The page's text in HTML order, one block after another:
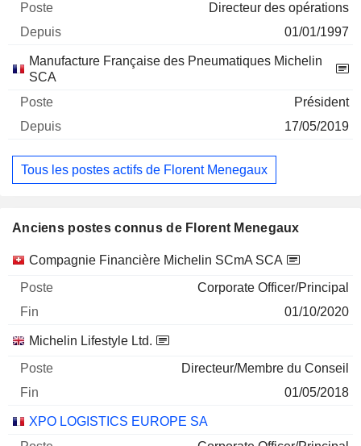
Directeur des opérations
01/01/1997
Manufacture Française des Pneumatiques Michelin
SCA
Président
17/05/2019
Tous les postes actifs de Florent Menegaux
Anciens postes connus de Florent Menegaux
Sociétés Poste Fin
Compagnie Financière Michelin SCmA SCA
Corporate Officer/Principal
01/10/2020
Michelin Lifestyle Ltd.
Directeur/Membre du Conseil
01/05/2018
XPO LOGISTICS EUROPE SA